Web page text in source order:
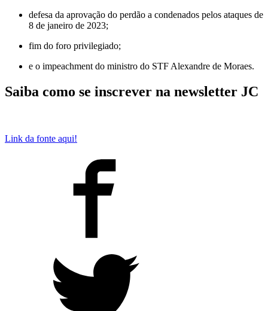
defesa da aprovação do perdão a condenados pelos ataques de
8 de janeiro de 2023;
fim do foro privilegiado;
e o impeachment do ministro do STF Alexandre de Moraes.
Saiba como se inscrever na newsletter JC
Link da fonte aqui!